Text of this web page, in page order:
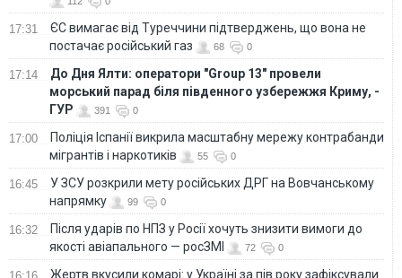
17:31
ЄС вимагає від Туреччини підтверджень, що вона не
постачає російський газ
68 0
17:14
До Дня Ялти: оператори "Group 13" провели
морський парад біля південного узбережжя Криму, -
ГУР
391 0
17:00
Поліція Іспанії викрила масштабну мережу контрабанди
мігрантів і наркотиків
55 0
16:45
У ЗСУ розкрили мету російських ДРГ на Вовчанському
напрямку
99 0
16:32
Після ударів по НПЗ у Росії хочуть знизити вимоги до
якості авіапального — росЗМІ
72 0
Жертв вкусили комарі: у Україні за пів року зафіксували